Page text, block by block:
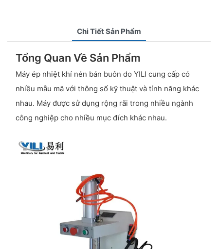
Chi Tiết Sản Phẩm
Tổng Quan Về Sản Phẩm
Máy ép nhiệt khí nén bán buôn do YILI cung cấp có
nhiều mẫu mã với thông số kỹ thuật và tính năng khác
nhau. Máy được sử dụng rộng rãi trong nhiều ngành
công nghiệp cho nhiều mục đích khác nhau.